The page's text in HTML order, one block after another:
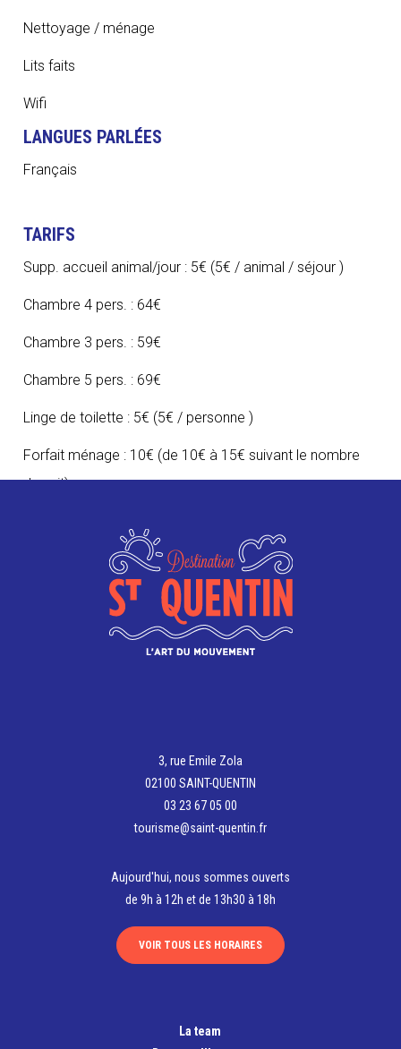
Nettoyage / ménage
Lits faits
Wifi
LANGUES PARLÉES
Français
TARIFS
Supp. accueil animal/jour : 5€ (5€ / animal / séjour )
Chambre 4 pers. : 64€
Chambre 3 pers. : 59€
Chambre 5 pers. : 69€
Linge de toilette : 5€ (5€ / personne )
Forfait ménage : 10€ (de 10€ à 15€ suivant le nombre
de nuit)
Animaux autorisés
06 82 62 51 59
mathildedheilly@wanadoo.fr
01-26&check_out=2025-01-31&source_impression_i
3, rue Emile Zola
02100 SAINT-QUENTIN
03 23 67 05 00
tourisme@saint-quentin.fr
Aujourd'hui, nous sommes ouverts
de 9h à 12h et de 13h30 à 18h
VOIR TOUS LES HORAIRES
La team